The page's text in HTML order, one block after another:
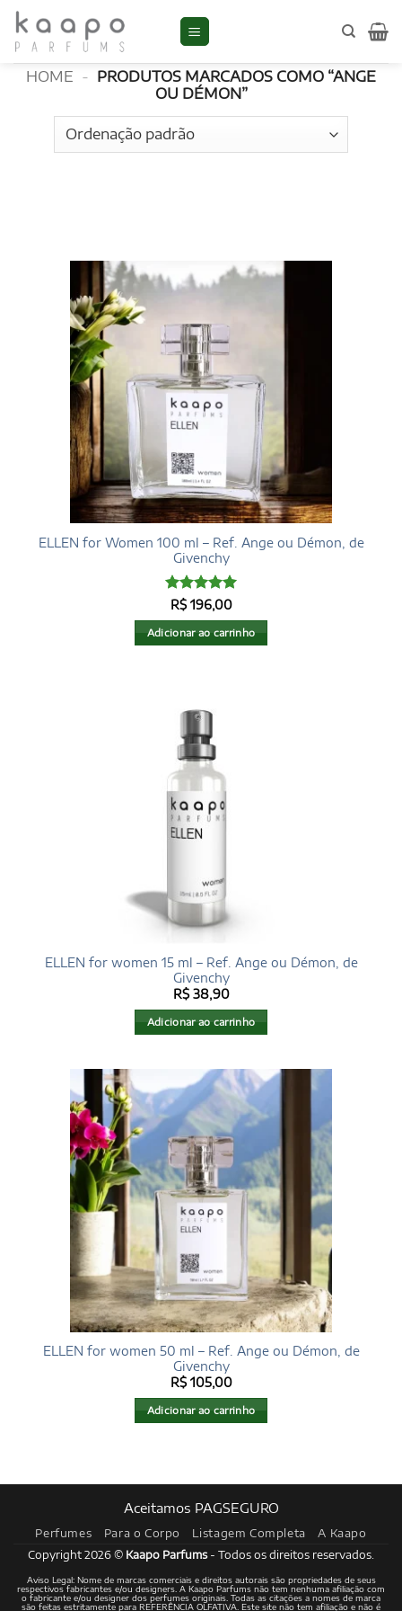
Skip
content
Ange ou Démon
HOME - PRODUTOS MARCADOS COMO “ANGE
OU DÉMON”
ELLEN for Women 100 ml – Ref. Ange ou Démon, de
Givenchy
Avaliação
4.96de 5
R$196,00
Adicionar ao carrinho
ELLEN for women 15 ml – Ref. Ange ou Démon, de
Givenchy
R$38,90
Adicionar ao carrinho
ELLEN for women 50 ml – Ref. Ange ou Démon, de
Givenchy
R$105,00
Adicionar ao carrinho
Aceitamos PAGSEGURO
Perfumes Para o Corpo Listagem Completa A Kaapo
Copyright 2026 © Kaapo Parfums- Todos os direitos reservados.
Aviso Legal: Nome de marcas comerciais e direitos autorais são propriedades de seus
respectivos fabricantes e/ou designers. A Kaapo Parfums não tem nenhuma afiliação com
o fabricante e/ou designer dos perfumes originais. Todas as citações a nomes de marca
são feitas estritamente para REFERÊNCIA OLFATIVA. Este site não tem afiliação e não é